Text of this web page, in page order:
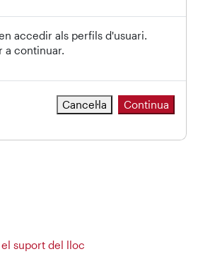
accedir als perfils d'usuari.
a continuar.
Cancel·la Continua
suport del lloc